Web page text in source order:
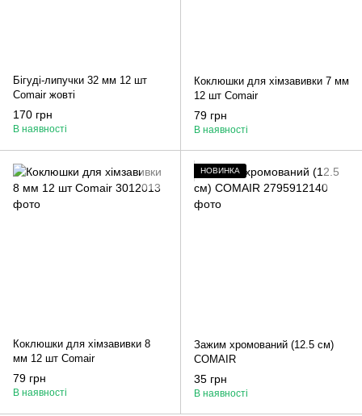
Бігуді-липучки 32 мм 12 шт
Comair жовті
170 грн
В наявності
Коклюшки для хімзавивки 7 мм
12 шт Comair
79 грн
В наявності
Коклюшки для хімзавивки 8
мм 12 шт Comair
79 грн
В наявності
НОВИНКА
Зажим хромований (12.5 см)
COMAIR
35 грн
В наявності